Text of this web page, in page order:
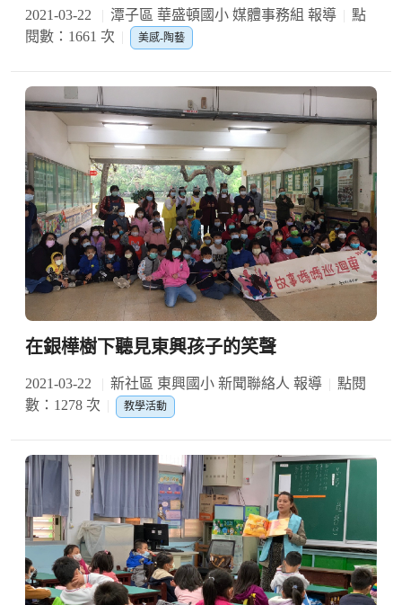
2021-03-22 潭子區 華盛頓國小 媒體事務組 報導
點
閱數：1661 次
美感-陶藝
在銀樺樹下聽見東興孩子的笑聲
2021-03-22 新社區 東興國小 新聞聯絡人 報導
點閱
數：1278 次
教學活動